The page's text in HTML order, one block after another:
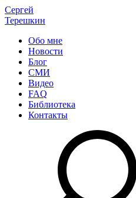
Сергей
Терешкин
Обо мне
Новости
Блог
СМИ
Видео
FAQ
Библиотека
Контакты